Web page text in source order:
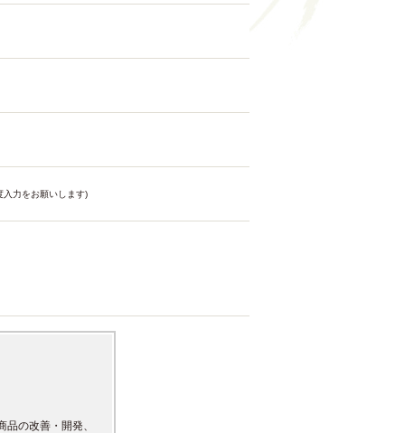
入力をお願いします)
の改善・開発、